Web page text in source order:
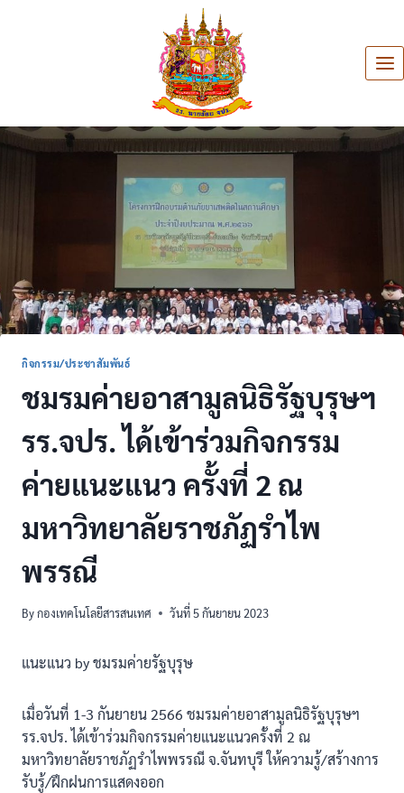
กิจกรรม/ประชาสัมพันธ์
ชมรมค่ายอาสามูลนิธิรัฐบุรุษฯ
รร.จปร. ได้เข้าร่วมกิจกรรม
ค่ายแนะแนว ครั้งที่ 2 ณ
มหาวิทยาลัยราชภัฏรำไพ
พรรณี
Byกองเทคโนโลยีสารสนเทศ วันที่ 5 กันยายน 2023
แนะแนว by ชมรมค่ายรัฐบุรุษ
เมื่อวันที่ 1-3 กันยายน 2566 ชมรมค่ายอาสามูลนิธิรัฐบุรุษฯ
รร.จปร. ได้เข้าร่วมกิจกรรมค่ายแนะแนวครั้งที่ 2 ณ
มหาวิทยาลัยราชภัฏรำไพพรรณี จ.จันทบุรี ให้ความรู้/สร้างการ
รับรู้/ฝึกฝนการแสดงออก